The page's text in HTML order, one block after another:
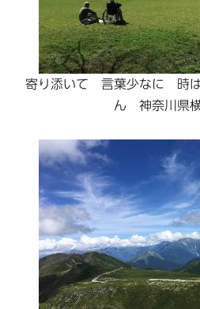
寄り添いて 言葉少なに 時
ん 神奈川県横